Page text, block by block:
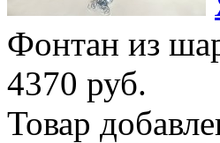
Фонтан из
4370 руб.
Товар